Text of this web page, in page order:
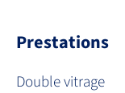
Prestations
Double vitrage